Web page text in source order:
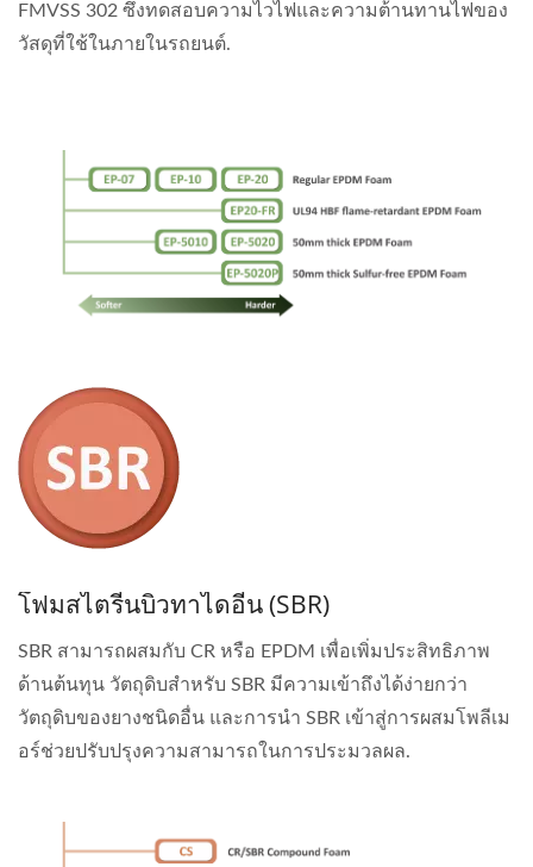
FMVSS 302 ซึ่งทดสอบความไวไฟและความต้านทานไฟของ
วัสดุที่ใช้ในภายในรถยนต์.
โฟมสไตรีนบิวทาไดอีน (SBR)
SBR สามารถผสมกับ CR หรือ EPDM เพื่อเพิ่มประสิทธิภาพ
ด้านต้นทุน วัตถุดิบสำหรับ SBR มีความเข้าถึงได้ง่ายกว่า
วัตถุดิบของยางชนิดอื่น และการนำ SBR เข้าสู่การผสมโพลีเม
อร์ช่วยปรับปรุงความสามารถในการประมวลผล.